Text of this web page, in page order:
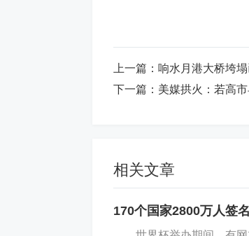
伊朗外交部发言人巴加
如果美伊此次对话最终得
官员首次面对面会谈。
上一篇： 响水月港大桥垮塌已造
下一篇： 美媒拱火：若高市早
相关文章
170个国家2800万人签